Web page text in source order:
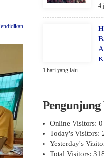
4
1 hari yang lalu
Pengunjung
Online Visitors: 0
Today's Visitors:
Yesterday's
Total Visitors: